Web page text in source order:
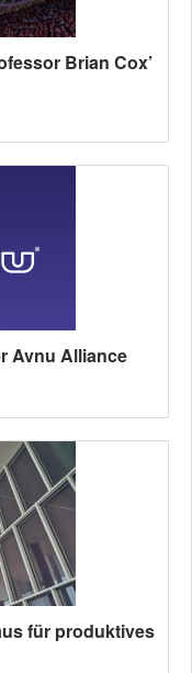
Brian Cox’
Avnu Alliance
für produktives